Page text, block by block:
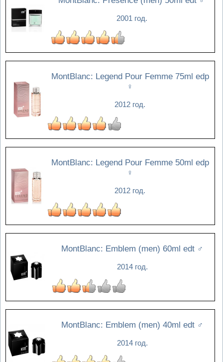
2001 год.
MontBlanc: Legend Pour Femme 75ml edp
♀
2012 год.
MontBlanc: Legend Pour Femme 50ml edp
♀
2012 год.
MontBlanc: Emblem (men) 60ml edt ♂
2014 год.
MontBlanc: Emblem (men) 40ml edt ♂
2014 год.